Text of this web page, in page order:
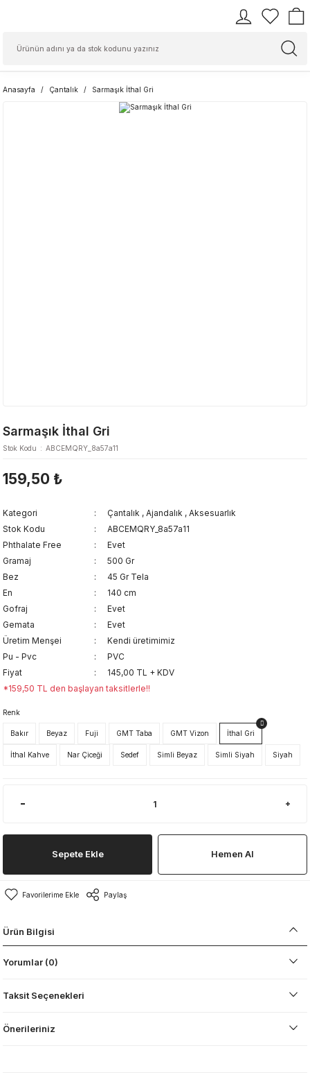
Anasayfa Çantalık Sarmaşık İthal Gri
Sarmaşık İthal Gri
Stok Kodu ABCEMQRY_8a57a11
159,50 ₺
Kategori Çantalık , Ajandalık , Aksesuarlık
Stok Kodu
ABCEMQRY_8a57a11
Phthalate Free
Evet
Gramaj
500 Gr
Bez
45 Gr Tela
En
140 cm
Gofraj
Evet
Gemata
Evet
Üretim Menşei
Kendi üretimimiz
Pu - Pvc
PVC
Fiyat
145,00 TL + KDV
*159,50 TL den başlayan taksitlerle!!
Renk
Bakır Beyaz Fuji GMT Taba GMT Vizon İthal Gri
İthal Kahve Nar Çiceği Sedef Simli Beyaz Simli Siyah Siyah
Sepete Ekle Hemen Al
Paylaş
Ürün Bilgisi
Yorumlar (0)
Taksit Seçenekleri
Önerileriniz